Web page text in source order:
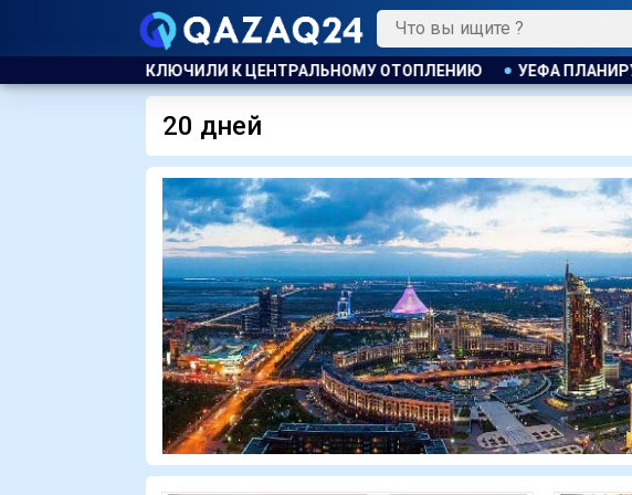
ОТОПЛЕНИЮ УЕФА ПЛАНИРУЕТ ПРОВЕСТИ РАССЛЕДОВАНИЕ
20 дней